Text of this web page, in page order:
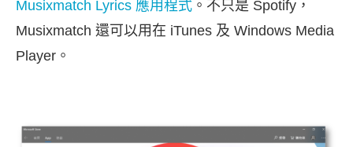
Musixmatch Lyrics 應用程式 。不只是 Spotify，
Musixmatch 還可以用在 iTunes 及 Windows Media
Player。